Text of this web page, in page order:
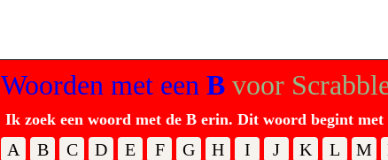
Woorden met een B voor
Ik zoek een woord met de B erin. Dit woord begint
A B C D E F G H I J K L M